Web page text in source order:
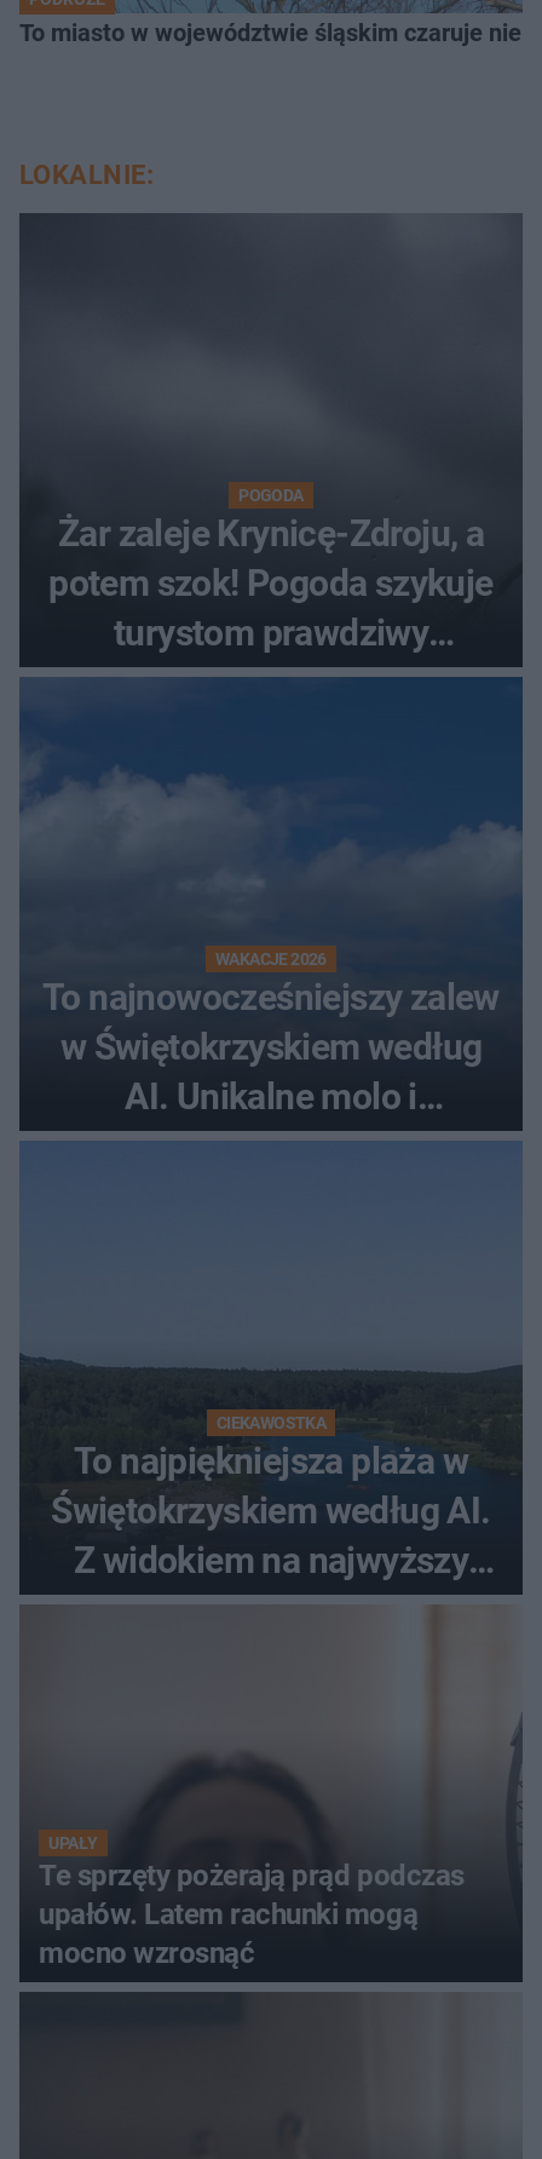
To miasto w województwie śląskim czaruje nie
LOKALNIE:
POGODA
Żar zaleje Krynicę-Zdroju, a
potem szok! Pogoda szykuje
turystom prawdziwy
rollercoaster
WAKACJE 2026
To najnowocześniejszy zalew
w Świętokrzyskiem według
AI. Unikalne molo i
promenada
CIEKAWOSTKA
To najpiękniejsza plaża w
Świętokrzyskiem według AI.
Z widokiem na najwyższy
szczyt Gór Świętokrzyskich
UPAŁY
Te sprzęty pożerają prąd podczas
upałów. Latem rachunki mogą
mocno wzrosnąć